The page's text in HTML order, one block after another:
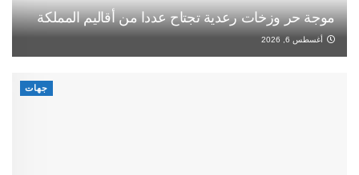
موجة حر وزخات رعدية تجتاح عددا من أقاليم المملكة
أغسطس 6, 2026
جهات